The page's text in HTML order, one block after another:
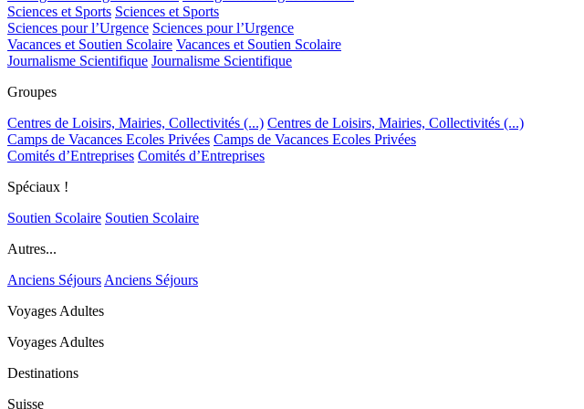
Sciences et Sports Sciences et Sports
Sciences pour l’Urgence Sciences pour l’Urgence
Vacances et Soutien Scolaire Vacances et Soutien Scolaire
Journalisme Scientifique Journalisme Scientifique
Groupes
Centres de Loisirs, Mairies, Collectivités (...) Centres de Loisirs, Mairies, Collectivités (...)
Camps de Vacances Ecoles Privées Camps de Vacances Ecoles Privées
Comités d’Entreprises Comités d’Entreprises
Spéciaux !
Soutien Scolaire Soutien Scolaire
Autres...
Anciens Séjours Anciens Séjours
Voyages Adultes
Voyages Adultes
Destinations
Suisse